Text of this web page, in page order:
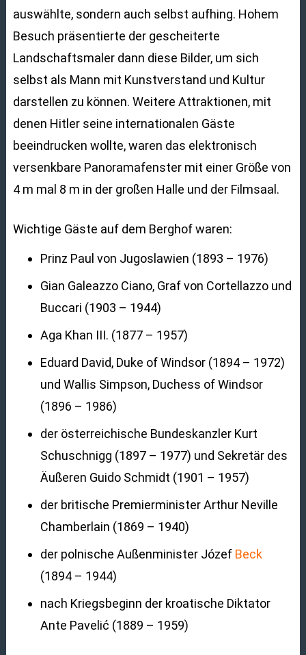
auswählte, sondern auch selbst aufhing. Hohem
Besuch präsentierte der gescheiterte
Landschaftsmaler dann diese Bilder, um sich
selbst als Mann mit Kunstverstand und Kultur
darstellen zu können. Weitere Attraktionen, mit
denen Hitler seine internationalen Gäste
beeindrucken wollte, waren das elektronisch
versenkbare Panoramafenster mit einer Größe von
4 m mal 8 m in der großen Halle und der Filmsaal.
Wichtige Gäste auf dem Berghof waren:
Prinz Paul von Jugoslawien (1893 – 1976)
Gian Galeazzo Ciano, Graf von Cortellazzo und
Buccari (1903 – 1944)
Aga Khan III. (1877 – 1957)
Eduard David, Duke of Windsor (1894 – 1972)
und Wallis Simpson, Duchess of Windsor
(1896 – 1986)
der österreichische Bundeskanzler Kurt
Schuschnigg (1897 – 1977) und Sekretär des
Äußeren Guido Schmidt (1901 – 1957)
der britische Premierminister Arthur Neville
Chamberlain (1869 – 1940)
der polnische Außenminister Józef Beck
(1894 – 1944)
nach Kriegsbeginn der kroatische Diktator
Ante Pavelić (1889 – 1959)